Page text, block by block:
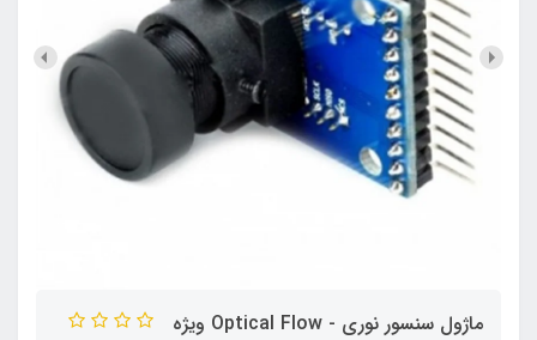
ماژول سنسور نوری - Optical Flow ویژه